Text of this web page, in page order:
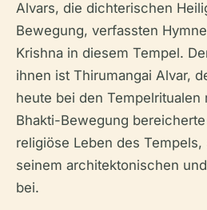
Alvars, die dichterischen
Bewegung, verfassten
Krishna in diesem Tempel.
ihnen ist Thirumangai Alvar,
heute bei den Tempelritualen
Bhakti-Bewegung
religiöse Leben des
seinem architektonischen
bei.